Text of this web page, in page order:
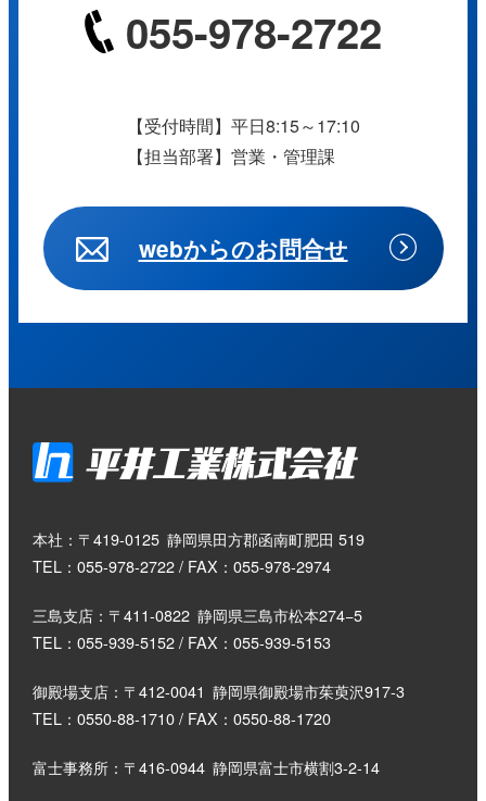
055-978-2722
【受付時間】平日8:15～17:10
【担当部署】営業・管理課
webからのお問合せ
本社：〒419-0125 静岡県田方郡函南町肥田 519
TEL：055-978-2722 / FAX：055-978-2974
三島支店：〒411-0822 静岡県三島市松本274−5
TEL：055-939-5152 / FAX：055-939-5153
御殿場支店：〒412-0041 静岡県御殿場市茱萸沢917-3
TEL：0550-88-1710 / FAX：0550-88-1720
富士事務所：〒416-0944 静岡県富士市横割3-2-14